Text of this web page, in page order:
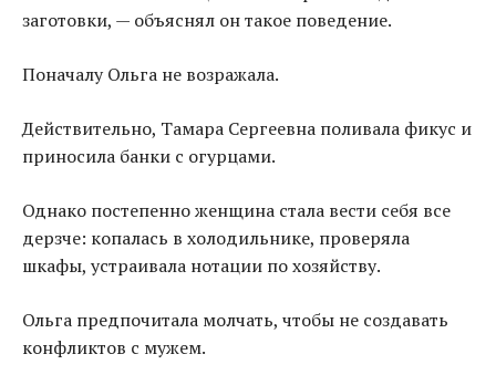
заготовки, — объяснял он такое поведение.
Поначалу Ольга не возражала.
Действительно, Тамара Сергеевна поливала фикус и
приносила банки с огурцами.
Однако постепенно женщина стала вести себя все
дерзче: копалась в холодильнике, проверяла
шкафы, устраивала нотации по хозяйству.
Ольга предпочитала молчать, чтобы не создавать
конфликтов с мужем.